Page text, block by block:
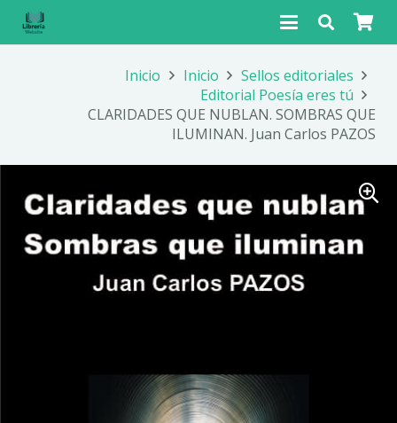
Inicio Inicio
Sellos editoriales
Editorial Poesía eres tú
CLARIDADES QUE NUBLAN. SOMBRAS QUE
ILUMINAN. Juan Carlos PAZOS